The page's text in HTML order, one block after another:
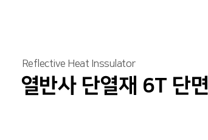
Reflective Heat Inssulator
열반사 단열재 6T 단면